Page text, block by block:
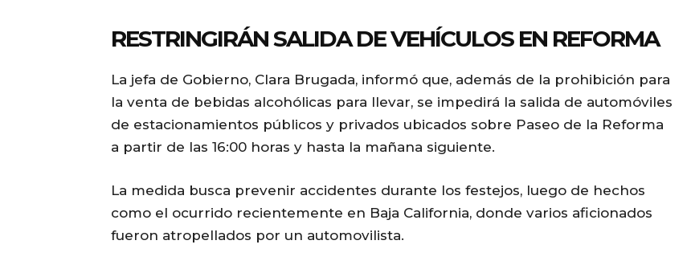
RESTRINGIRÁN SALIDA DE VEHÍCULOS EN REFORMA
La jefa de Gobierno, Clara Brugada, informó que, además de la prohibición para
la venta de bebidas alcohólicas para llevar, se impedirá la salida de automóviles
de estacionamientos públicos y privados ubicados sobre Paseo de la Reforma
a partir de las 16:00 horas y hasta la mañana siguiente.
La medida busca prevenir accidentes durante los festejos, luego de hechos
como el ocurrido recientemente en Baja California, donde varios aficionados
fueron atropellados por un automovilista.